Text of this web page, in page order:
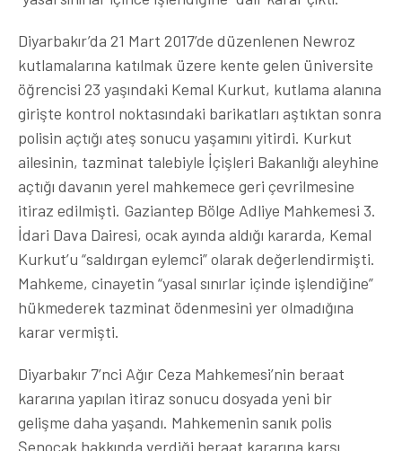
Diyarbakır’da 21 Mart 2017’de düzenlenen Newroz
kutlamalarına katılmak üzere kente gelen üniversite
öğrencisi 23 yaşındaki Kemal Kurkut, kutlama alanına
girişte kontrol noktasındaki barikatları aştıktan sonra
polisin açtığı ateş sonucu yaşamını yitirdi. Kurkut
ailesinin, tazminat talebiyle İçişleri Bakanlığı aleyhine
açtığı davanın yerel mahkemece geri çevrilmesine
itiraz edilmişti. Gaziantep Bölge Adliye Mahkemesi 3.
İdari Dava Dairesi, ocak ayında aldığı kararda, Kemal
Kurkut’u “saldırgan eylemci” olarak değerlendirmişti.
Mahkeme, cinayetin “yasal sınırlar içinde işlendiğine”
hükmederek tazminat ödenmesini yer olmadığına
karar vermişti.
Diyarbakır 7’nci Ağır Ceza Mahkemesi’nin beraat
kararına yapılan itiraz sonucu dosyada yeni bir
gelişme daha yaşandı. Mahkemenin sanık polis
Şenocak hakkında verdiği beraat kararına karşı